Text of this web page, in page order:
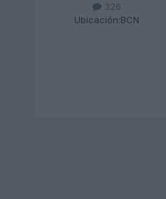
326
Ubicación:BCN